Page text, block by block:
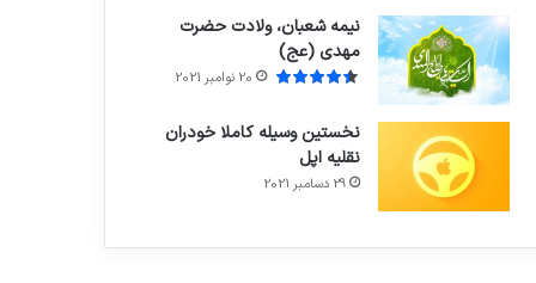
نیمه شعبان، ولادت حضرت
مهدی (عج)
20 نوامبر 2021
نخستین وسیله کاملا خودران
نقلیه اپل
29 دسامبر 2021